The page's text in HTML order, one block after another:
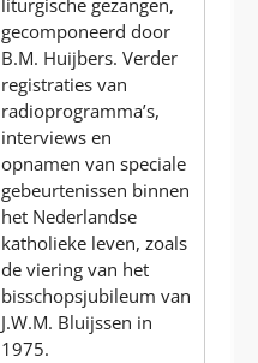
liturgische gezangen,
gecomponeerd door
B.M. Huijbers. Verder
registraties van
radioprogramma’s,
interviews en
opnamen van speciale
gebeurtenissen binnen
het Nederlandse
katholieke leven, zoals
de viering van het
bisschopsjubileum van
J.W.M. Bluijssen in
1975.